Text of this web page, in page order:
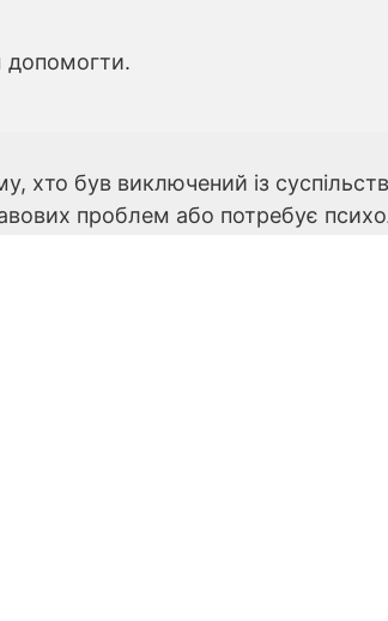
допомогти.
був виключений із
проблем або потребує